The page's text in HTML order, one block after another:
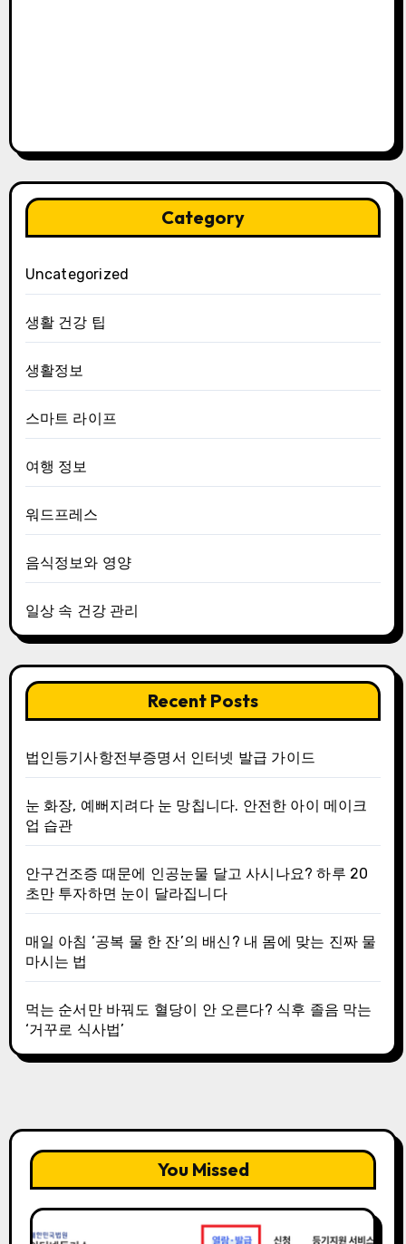
Category
Uncategorized
생활 건강 팁
생활정보
스마트 라이프
여행 정보
워드프레스
음식정보와 영양
일상 속 건강 관리
Recent Posts
법인등기사항전부증명서 인터넷 발급 가이드
눈 화장, 예뻐지려다 눈 망칩니다. 안전한 아이 메이크
업 습관
안구건조증 때문에 인공눈물 달고 사시나요? 하루 20
초만 투자하면 눈이 달라집니다
매일 아침 ‘공복 물 한 잔’의 배신? 내 몸에 맞는 진짜 물
마시는 법
먹는 순서만 바꿔도 혈당이 안 오른다? 식후 졸음 막는
‘거꾸로 식사법’
You Missed